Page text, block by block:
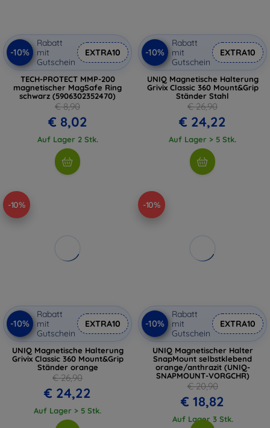
-10%
Rabatt
mit
Gutschein
EXTRA10
TECH-PROTECT MMP-200
magnetischer MagSafe Ring
schwarz (5906302352470)
€ 8,90
€ 8,02
Auf Lager 2 Stk.
-10%
Rabatt
mit
Gutschein
EXTRA10
UNIQ Magnetische Halterung
Grivix Classic 360 Mount&Grip
Ständer Stahl
€ 26,90
€ 24,22
Auf Lager > 5 Stk.
-10%
-10%
Rabatt
mit
Gutschein
EXTRA10
UNIQ Magnetische Halterung
Grivix Classic 360 Mount&Grip
Ständer orange
€ 26,90
€ 24,22
Auf Lager > 5 Stk.
-10%
-10%
Rabatt
mit
Gutschein
EXTRA10
UNIQ Magnetischer Halter
SnapMount selbstklebend
orange/anthrazit (UNIQ-
SNAPMOUNT-VORGCHR)
€ 20,90
€ 18,82
Auf Lager 3 Stk.